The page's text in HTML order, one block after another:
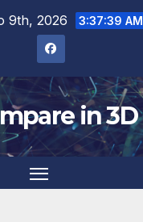
9th, 2026 3:37:40 AM
in 3D